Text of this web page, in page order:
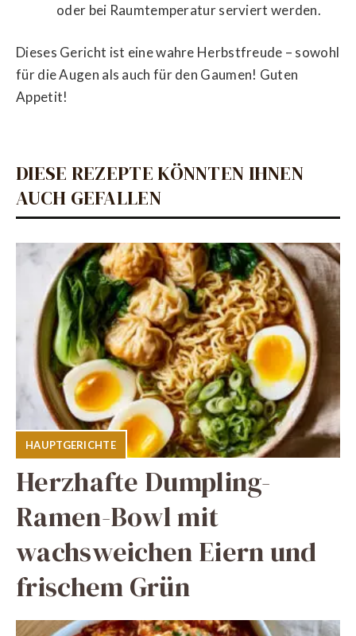
oder bei Raumtemperatur serviert werden.
Dieses Gericht ist eine wahre Herbstfreude – sowohl
für die Augen als auch für den Gaumen! Guten
Appetit!
DIESE REZEPTE KÖNNTEN IHNEN
AUCH GEFALLEN
HAUPTGERICHTE
Herzhafte Dumpling-
Ramen-Bowl mit
wachsweichen Eiern und
frischem Grün